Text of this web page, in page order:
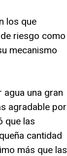
los que
riesgo como
mecanismo
agua una gran
agradable por
que las
cantidad
más que las